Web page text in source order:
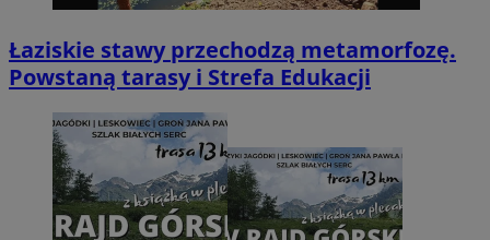
Łaziskie stawy przechodzą metamorfozę.
Powstaną tarasy i Strefa Edukacji